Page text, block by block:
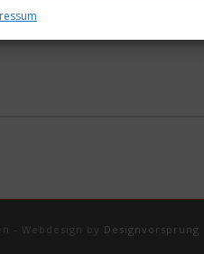
- Webdesign by Designvorsprung